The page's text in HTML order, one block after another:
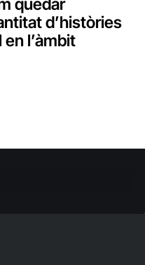
d’històries
l’àmbit